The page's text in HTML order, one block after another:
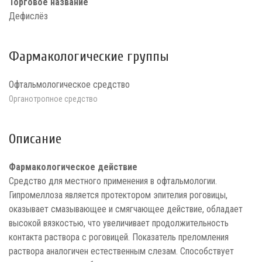
Дефислёз
Фармакологические группы
Офтальмологическое средство
Органотропное средство
Описание
Фармакологическое действие
Средство для местного применения в офтальмологии.
Гипромеллоза является протектором эпителия роговицы,
оказывает смазывающее и смягчающее действие, обладает
высокой вязкостью, что увеличивает продолжительность
контакта раствора с роговицей. Показатель преломления
раствора аналогичен естественным слезам. Способствует